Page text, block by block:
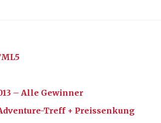
– Alle Gewinner
Treff + Preissenkung